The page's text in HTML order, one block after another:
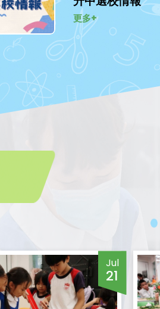
更多+
Jul
21